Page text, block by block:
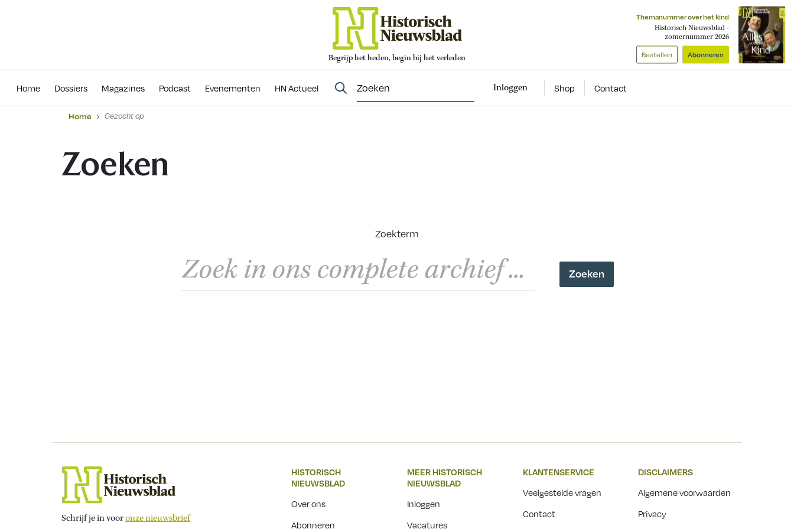
Begrijp het heden, begin bij het verleden
Themanummer over het kind
Historisch Nieuwsblad -
zomernummer 2026
Bestellen Abonneren
Home Dossiers Magazines Podcast Evenementen HN Actueel Inloggen Shop Contact
Evenementen
Home Gezocht op
Zoeken
Zoekterm
Zoeken
Schrijf je in vooronze nieuwsbrief
HISTORISCH
NIEUWSBLAD
Over ons
Abonneren
MEER HISTORISCH
NIEUWSBLAD
Inloggen
Vacatures
KLANTENSERVICE
Veelgestelde vragen
Contact
DISCLAIMERS
Algemene voorwaarden
Privacy